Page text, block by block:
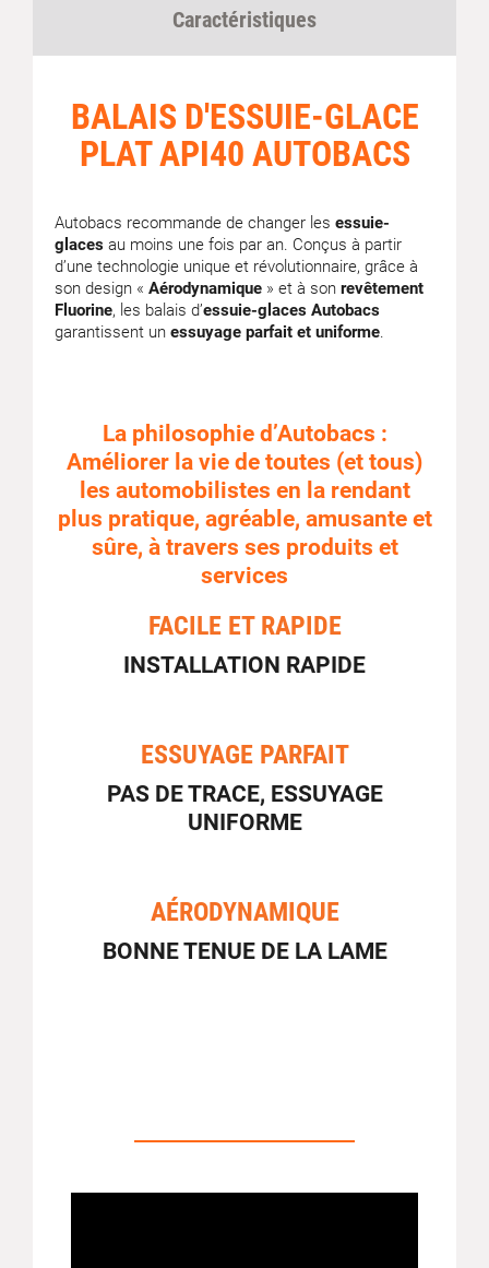
Caractéristiques
BALAIS D'ESSUIE-GLACE
PLAT API40 AUTOBACS
Autobacs recommande de changer les essuie-
glaces au moins une fois par an. Conçus à partir
d’une technologie unique et révolutionnaire, grâce à
son design « Aérodynamique » et à son revêtement
Fluorine, les balais d’essuie-glaces Autobacs
garantissent un essuyage parfait et uniforme.
La philosophie d’Autobacs :
Améliorer la vie de toutes (et tous)
les automobilistes en la rendant
plus pratique, agréable, amusante et
sûre, à travers ses produits et
services
FACILE ET RAPIDE
INSTALLATION RAPIDE
ESSUYAGE PARFAIT
PAS DE TRACE, ESSUYAGE
UNIFORME
AÉRODYNAMIQUE
BONNE TENUE DE LA LAME